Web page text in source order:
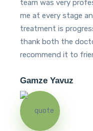
team was very
me at every stage
treatment is
thank both the
recommend it to
Gamze Yavuz